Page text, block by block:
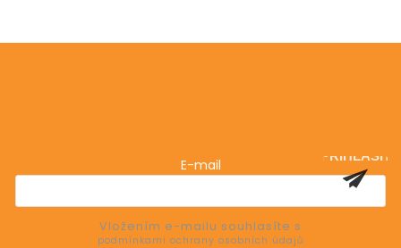
E-mail
Vložením e-mailu souhlasíte s
podmínkami ochrany osobních údajů
PŘIHLÁSIT